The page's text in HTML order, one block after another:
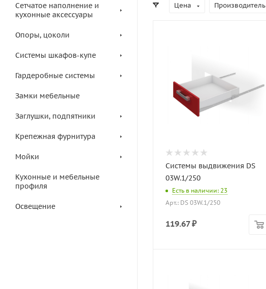
Сетчатое наполнение и
кухонные аксессуары
Опоры, цоколи
Системы шкафов-купе
Гардеробные системы
Замки мебельные
Заглушки, подпятники
Крепежная фурнитура
Мойки
Кухонные и мебельные
профиля
Освещение
Цена Производитель
Системы выдвижения DS
03W.1/250
Есть в наличии: 23
Арт.: DS 03W.1/250
119.67₽